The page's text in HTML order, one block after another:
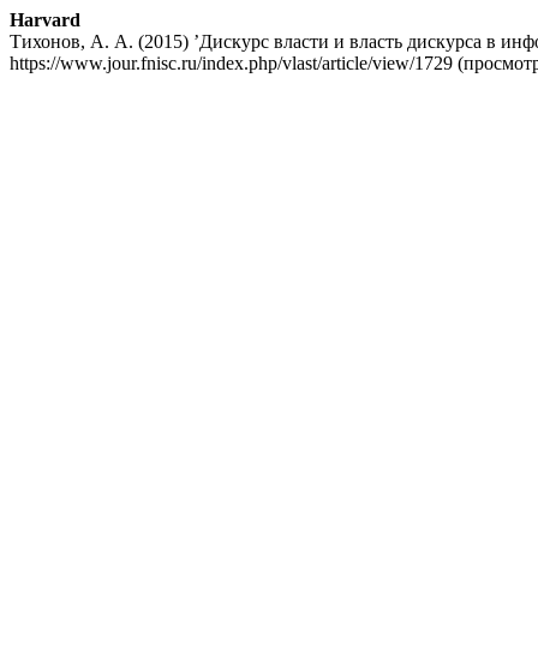
Harvard
Тихонов, А. А. (2015) ’Дискурс власти и власть дискурса в
https://www.jour.fnisc.ru/index.php/vlast/article/view/1729